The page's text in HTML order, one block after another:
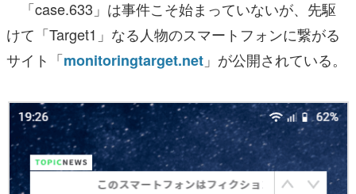
「case.633」は事件こそ始まっていないが、先駆
けて「Target1」なる人物のスマートフォンに繋がる
サイト「monitoringtarget.net 」が公開されている。